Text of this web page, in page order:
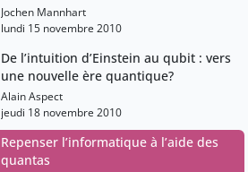
Jochen Mannhart
lundi 15 novembre 2010
De l’intuition d’Einstein au qubit : vers
une nouvelle ère quantique?
Alain Aspect
jeudi 18 novembre 2010
Repenser l’informatique à l’aide des
quantas